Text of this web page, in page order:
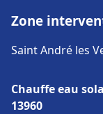
Zone
Saint André les
Chauffe eau
13960